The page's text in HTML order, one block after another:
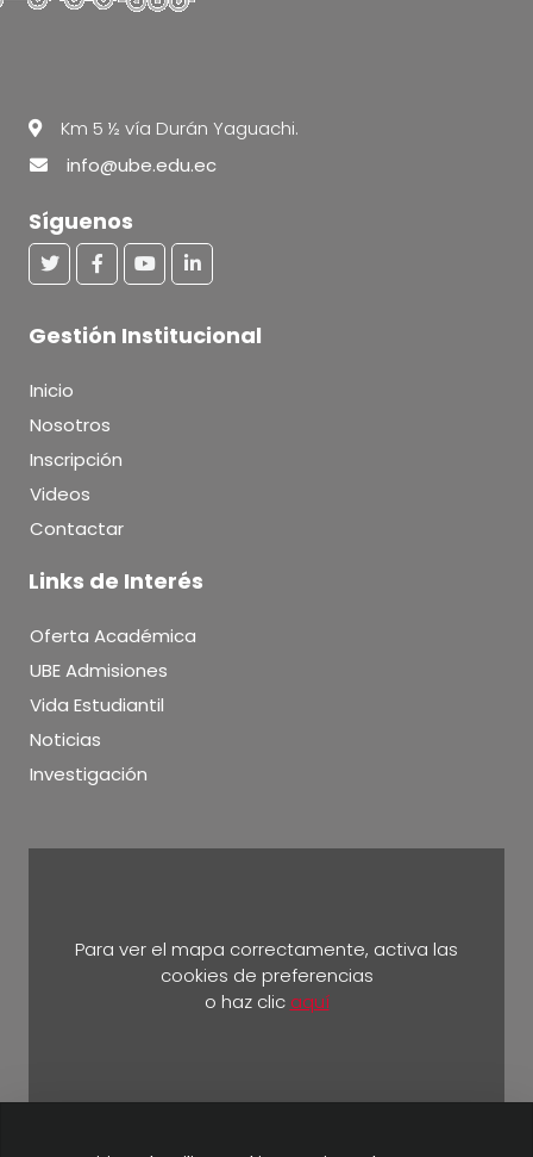
Km 5 ½ vía Durán Yaguachi.
info@ube.edu.ec
Síguenos
Gestión Institucional
Inicio
Nosotros
Inscripción
Videos
Contactar
Links de Interés
Oferta Académica
UBE Admisiones
Vida Estudiantil
Noticias
Investigación
Para ver el mapa correctamente, activa las
cookies de preferencias
o haz clic aquí